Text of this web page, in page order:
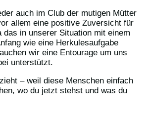
auch im Club der mutigen Mütter
allem eine positive Zuversicht für
das in unserer Situation mit einem
wie eine Herkulesaufgabe
wir eine Entourage um uns
unterstützt.
– weil diese Menschen einfach
wo du jetzt stehst und was du